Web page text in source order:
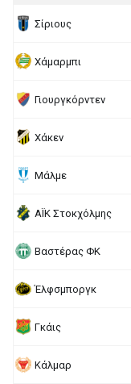
Σίριους
Χάμαρμπι
Γιουργκόρντεν
Χάκεν
Μάλμε
ΑΪΚ Στοκχόλμης
Βαστέρας ΦΚ
Έλφσμποργκ
Γκάις
Κάλμαρ